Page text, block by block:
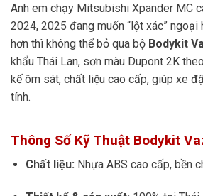
Anh em chạy Mitsubishi Xpander MC
2024, 2025 đang muốn “lột xác” ngoại
hơn thì không thể bỏ qua bộ Bodykit
khẩu Thái Lan, sơn màu Dupont 2K
kế ôm sát, chất liệu cao cấp, giúp xe
tính.
Thông Số Kỹ Thuật Bodykit
Chất liệu: Nhựa ABS cao cấp, bền